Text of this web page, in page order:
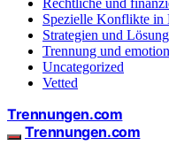
Spezielle Konflikte in
Strategien und
Trennung und
Uncategorized
Vetted
Trennungen.com
Trennungen.com